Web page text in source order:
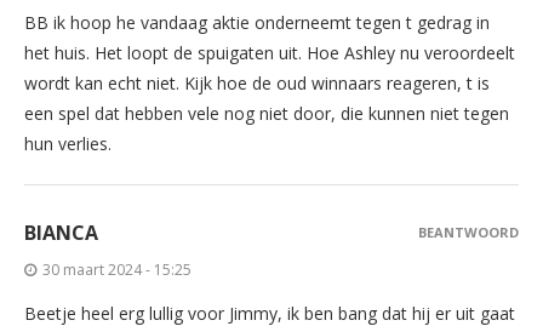
BB ik hoop he vandaag aktie onderneemt tegen t gedrag in
het huis. Het loopt de spuigaten uit. Hoe Ashley nu veroordeelt
wordt kan echt niet. Kijk hoe de oud winnaars reageren, t is
een spel dat hebben vele nog niet door, die kunnen niet tegen
hun verlies.
BIANCA
30 maart 2024 - 15:25
Beetje heel erg lullig voor Jimmy, ik ben bang dat hij er uit gaat
BEANTWOORD